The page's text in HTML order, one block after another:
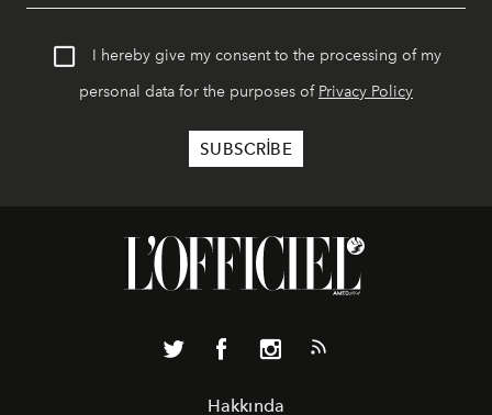
I hereby give my consent to the processing of my
personal data for the purposes of Privacy Policy
Hakkında